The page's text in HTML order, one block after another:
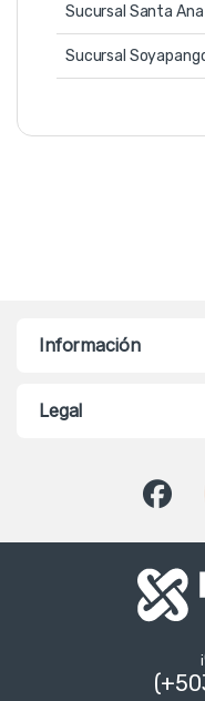
Sucursal Santa Ana
Sucursal
Información
Legal